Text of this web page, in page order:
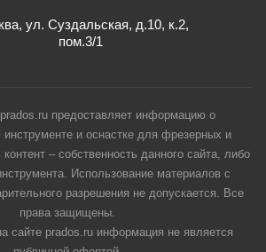
ул. Суздальская, д.10, к.2,
пом.3/1
prados.ru предоставляет информацию о
и оснастке для фрезерных и
– собственность данного сайта, либо
Использование материалов с
разрешения не допускается. Все
права защищены.
сайте prados.ru информация не является